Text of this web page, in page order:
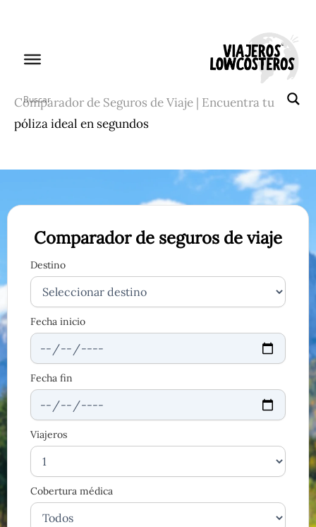
contenido
Comparador de Seguros de Viaje | Encuentra tu
póliza ideal en segundos
Comparador de seguros de viaje
Destino
Fecha inicio
Fecha fin
Viajeros
Cobertura médica